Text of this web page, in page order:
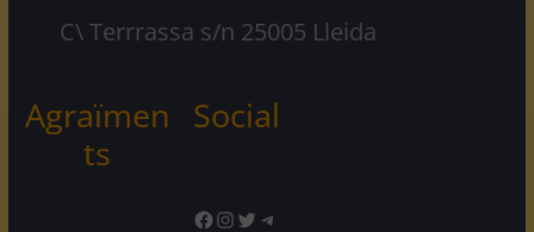
C\ Terrrassa s/n 25005 Lleida
Agraïmen
ts
Social
Facebook
Instagram
TwitterTelegram